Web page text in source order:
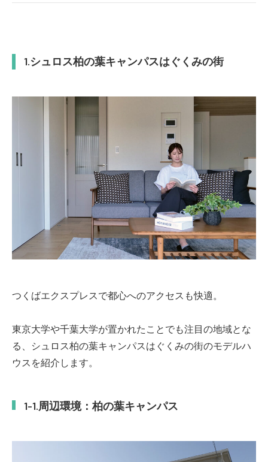
シュロス柏の葉キャンパスはぐくみの街
つくばエクスプレスで都心へのアクセスも快適。
東京大学や千葉大学が置かれたことでも注目の地域とな
る、シュロス柏の葉キャンパスはぐくみの街のモデルハ
ウスを紹介します。
周辺環境：柏の葉キャンパス